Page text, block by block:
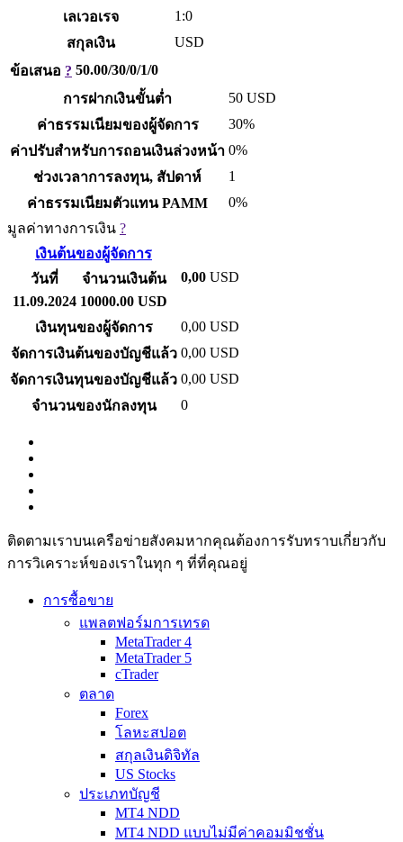
เลเวอเรจ
1:0
สกุลเงิน
USD
ข้อเสนอ ? 50.00/30/0/1/0
การฝากเงินขั้นต่ำ
50 USD
ค่าธรรมเนียมของผู้จัดการ
30%
ค่าปรับสำหรับการถอนเงินล่วงหน้า 0%
ช่วงเวลาการลงทุน, สัปดาห์
1
ค่าธรรมเนียมตัวแทน PAMM
0%
มูลค่าทางการเงิน ?
เงินต้นของผู้จัดการ
วันที่
จำนวนเงินต้น
11.09.2024 10000.00 USD
0,00 USD
เงินทุนของผู้จัดการ 0,00 USD
จัดการเงินต้นของบัญชีแล้ว 0,00 USD
จัดการเงินทุนของบัญชีแล้ว 0,00 USD
จำนวนของนักลงทุน
0
ติดตามเราบนเครือข่ายสังคมหากคุณต้องการรับทราบเกี่ยวกับ
การวิเ­คราะห์ของเราในทุก ๆ ที่ที่คุณอยู่
การซื้อขาย
แพลตฟอร์มการเทรด
MetaTrader 4
MetaTrader 5
cTrader
ตลาด
Forex
โลหะสปอต
สกุลเงินดิจิทัล
US Stocks
ประเภทบัญชี
MT4 NDD
MT4 NDD แบบไม่มีค่าคอมมิชชั่น